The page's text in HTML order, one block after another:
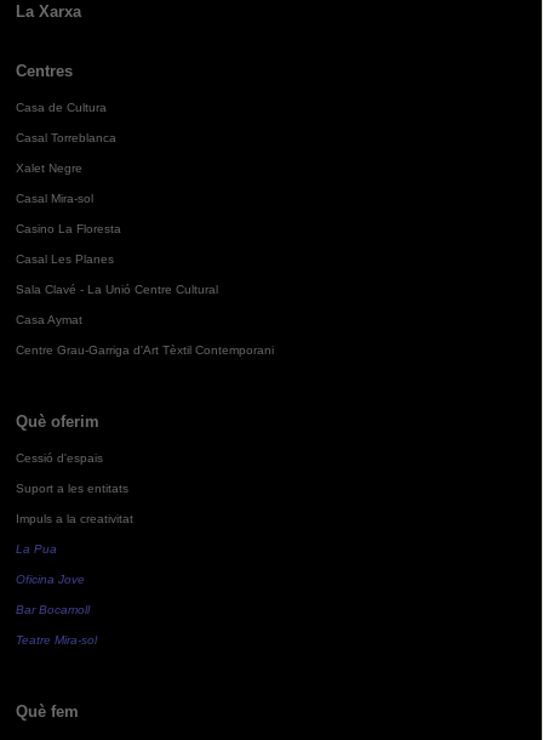
La Xarxa
Centres
Casa de Cultura
Casal Torreblanca
Xalet Negre
Casal Mira-sol
Casino La Floresta
Casal Les Planes
Sala Clavé - La Unió Centre Cultural
Casa Aymat
Centre Grau-Garriga d'Art Tèxtil Contemporani
Què oferim
Cessió d'espais
Suport a les entitats
Impuls a la creativitat
La Pua
Oficina Jove
Bar Bocamoll
Teatre Mira-sol
Què fem